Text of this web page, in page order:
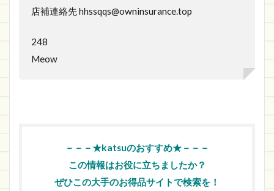
店補連絡先 hhssqqs@owninsurance.top
248
Meow
－－－★katsuのおすすめ★－－－
この情報はお役に立ちましたか？
ぜひこの大手のお得品サイトで検索を！